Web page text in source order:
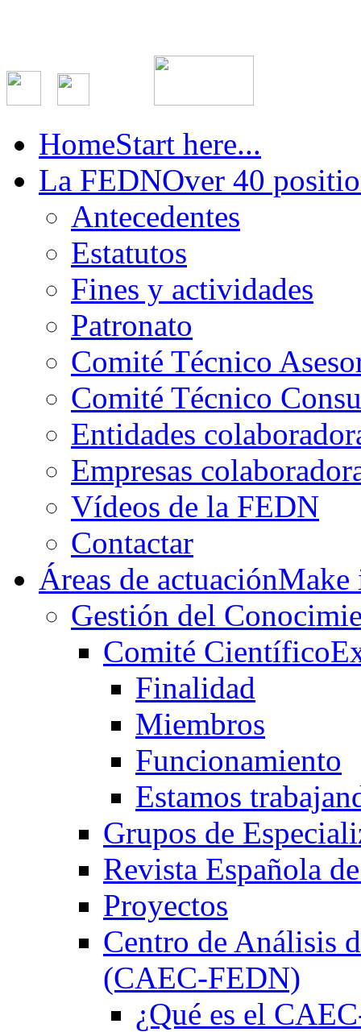
HomeStart here...
La FEDNOver 40
Antecedentes
Estatutos
Fines y actividades
Patronato
Comité Técnico
Comité Técnico
Entidades
Empresas
Vídeos de la FEDN
Contactar
Áreas de actuación
Gestión del
Comité Científico
Finalidad
Miembros
Funcionamiento
Estamos
Grupos de
Revista Española
Proyectos
Centro de Análisis
(CAEC-FEDN)
¿Qué es el